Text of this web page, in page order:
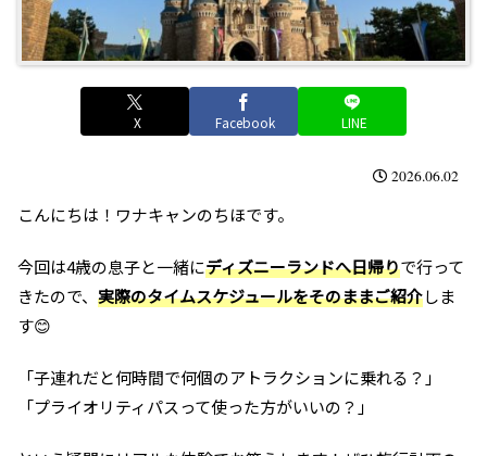
X Facebook LINE
2026.06.02
こんにちは！ワナキャンのちほです。
今回は4歳の息子と一緒にディズニーランドへ日帰りで行って
きたので、 実際のタイムスケジュールをそのままご紹介しま
す😊
「子連れだと何時間で何個のアトラクションに乗れる？」
「プライオリティパスって使った方がいいの？」